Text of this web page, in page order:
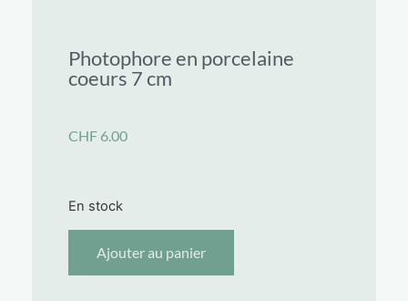
Photophore en porcelaine
coeurs 7 cm
CHF 6.00
En stock
Ajouter au panier